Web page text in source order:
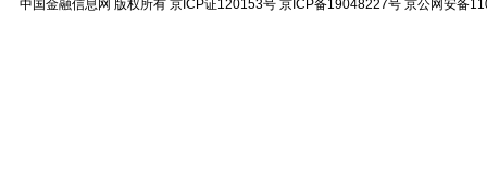
中国金融信息网 版权所有 京ICP证120153号 京ICP备19048227号 京公网安备